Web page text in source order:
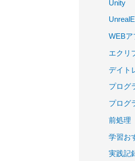
Unity
WEBア
エクリ
デイト
プログ
プログ
前処理
学習お
実践記